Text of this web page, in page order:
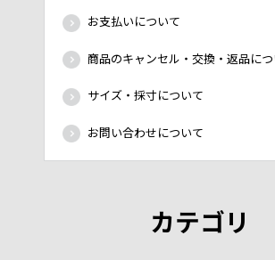
お支払いについて
商品のキャンセル・交換・返品に
サイズ・採寸について
お問い合わせについて
カテゴリ